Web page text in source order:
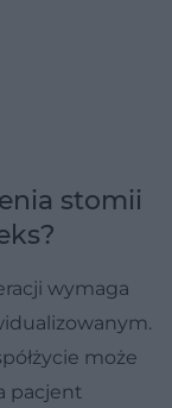
stomii
wymaga
może
pacjent